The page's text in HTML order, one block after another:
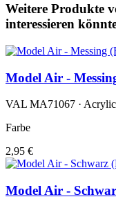
Weitere Produkte
interessieren
Model Air -
VAL MA71067 ·
Farbe
2,95 €
Model Air -